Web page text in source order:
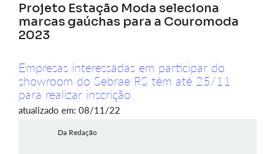
Projeto Estação Moda seleciona
marcas gaúchas para a Couromoda
2023
Empresas interessadas em participar do
showroom do Sebrae RS têm até 25/11
para realizar inscrição
atualizado em: 08/11/22
Da Redação